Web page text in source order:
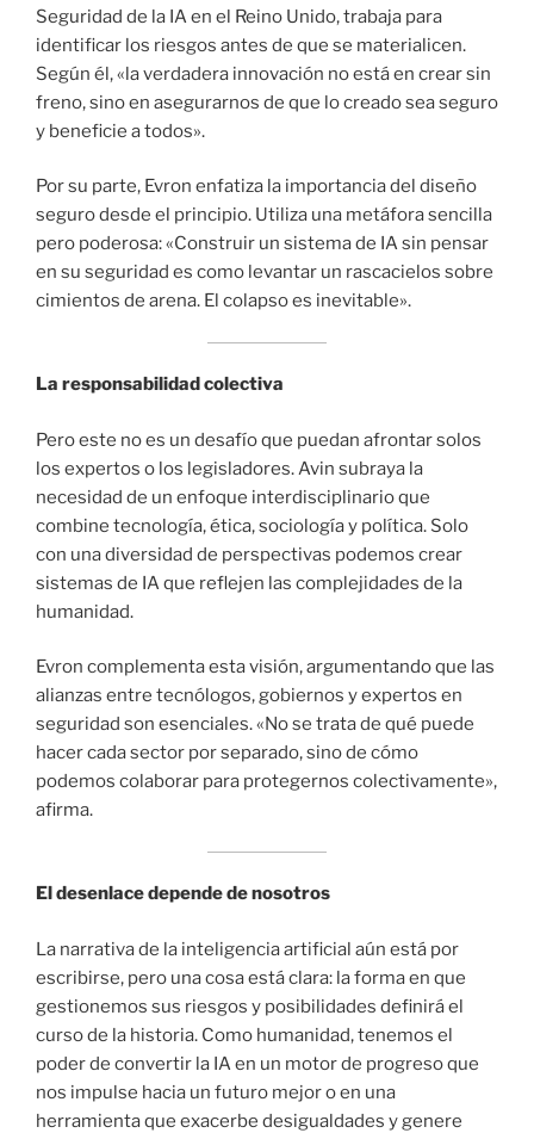
Seguridad de la IA en el Reino Unido, trabaja para
identificar los riesgos antes de que se materialicen.
Según él, «la verdadera innovación no está en crear sin
freno, sino en asegurarnos de que lo creado sea seguro
y beneficie a todos».
Por su parte, Evron enfatiza la importancia del diseño
seguro desde el principio. Utiliza una metáfora sencilla
pero poderosa: «Construir un sistema de IA sin pensar
en su seguridad es como levantar un rascacielos sobre
cimientos de arena. El colapso es inevitable».
La responsabilidad colectiva
Pero este no es un desafío que puedan afrontar solos
los expertos o los legisladores. Avin subraya la
necesidad de un enfoque interdisciplinario que
combine tecnología, ética, sociología y política. Solo
con una diversidad de perspectivas podemos crear
sistemas de IA que reflejen las complejidades de la
humanidad.
Evron complementa esta visión, argumentando que las
alianzas entre tecnólogos, gobiernos y expertos en
seguridad son esenciales. «No se trata de qué puede
hacer cada sector por separado, sino de cómo
podemos colaborar para protegernos colectivamente»,
afirma.
El desenlace depende de nosotros
La narrativa de la inteligencia artificial aún está por
escribirse, pero una cosa está clara: la forma en que
gestionemos sus riesgos y posibilidades definirá el
curso de la historia. Como humanidad, tenemos el
poder de convertir la IA en un motor de progreso que
nos impulse hacia un futuro mejor o en una
herramienta que exacerbe desigualdades y genere